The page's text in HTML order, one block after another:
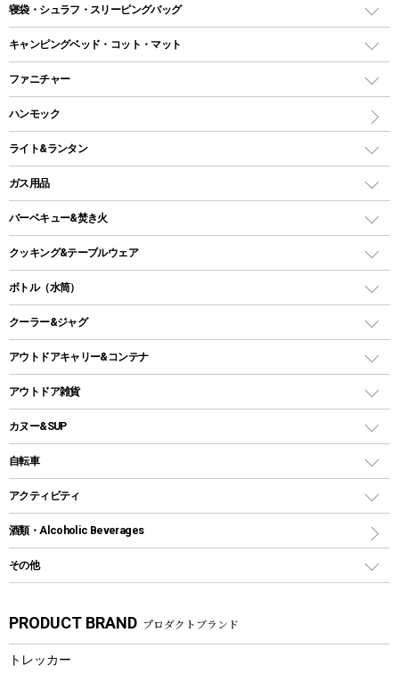
テント
ツールームテント
ワンポールテント
シェルターテント
ロッジ型・オリジナルテント
タープ
スクエアタープ（レクタタープ）
メッシュタープ
自立式タープ
パラソル
テントアクセサリー
ペグ
グランドシート
ガイドロープ
ツール
寝袋・シュラフ・スリーピングバッグ
レクタングラー型（封筒型）シュラフ
インナーシュラフ
キャンピングベッド・コット・マット
キャンピングベッド・コット
インフレータブルマット
ファニチャー
アウトドアテーブル
レジャーシート
ハンモック
ライト&ランタン
LEDランタン
ガスランタン
オイルランタン
LEDライト
ヘッドライト
キャンドル
ガス用品
ガスバーナー
ガス缶
ガストーチ、ライター
バーベキュー&焚き火
バーベキューコンロ、グリル
焚き火台タイプ（ロースタイル）グリル
卓上タイプグリル
パーティータイプグリル
鉄板、アミ
焚き火台&ストーブ
火起こし
バーベキューツール
クッキング&テーブルウェア
ダッチオーブン
ホットサンドメーカー
クッカーセット
シェラカップ
クッキングツール
ナイフ
カトラリー
マグカップ、カップ
ステンレスボトル
ボトル（水筒）
ステンレスボトル
コップ付きタイプ
ワンタッチタイプ
プラスチックボトル
ディズニーボトル
クーラー&ジャグ
クーラーボックス
クーラーバッグ
ウォータージャグ
保冷剤
アウトドアキャリー&コンテナ
アウトドアキャリー
アウトドア雑貨
バックパック&バッグ
リュック、バックパック
トートバッグ、サコッシュ
ショッピングキャリー
その他アウトドア雑貨
スプレー関係
カヌー&SUP
インフレータブル
カヤック
パドル
ヘルメット
エアーポンプ
自転車
折りたたみ自転車
スポーツサイクル
シティサイクル
自転車ウェア
アクティビティ
マリン
ラッシュガード
パラソル
酒類・Alcoholic Beverages
その他
湯たんぽ
防災用品
PRODUCT BRAND プロダクトブランド
トレッカー